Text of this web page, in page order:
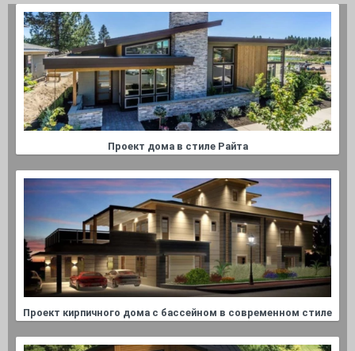
Проект дома в стиле Райта
Проект кирпичного дома с бассейном в современном стиле